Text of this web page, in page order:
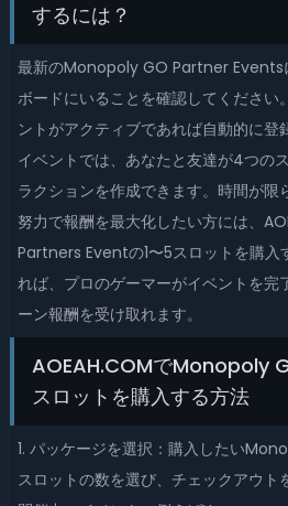
するには？
最新のMonopoly GO Partner Events
ボードにいることを確認してください
ントがアクティブであれば自動的に登
イベントでは、あなたと友達が4つの
ラクションを作成できます。時間が限
努力で報酬を最大化したい方には、
Partners Eventの1〜5スロットを購入
れば、プロのゲーマーがイベントを完
ーン報酬を受け取れます。
AOEAH.COMでMonopoly
スロットを購入する方法
1. パッケージを選択：購入したい
スロットの数を選び、チェックアウト